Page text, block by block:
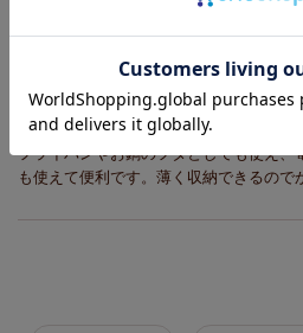
【期間限定特別価格！～8/18
AM10:00まで】折りたためる
シリコンフライパンカバー
(18・20・22cm対応)
フライパンやお鍋のフタとしても使え、
も使えて便利です。薄く収納できるので